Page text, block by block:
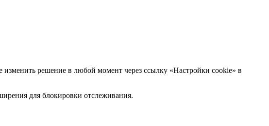
решение в любой момент через ссылку «Настройки cookie» в
для блокировки отслеживания.